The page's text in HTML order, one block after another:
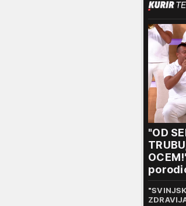
"OD
Sabor